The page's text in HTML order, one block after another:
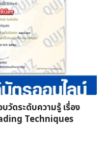
วัดระดับความรู้ เรื่อง
Techniques